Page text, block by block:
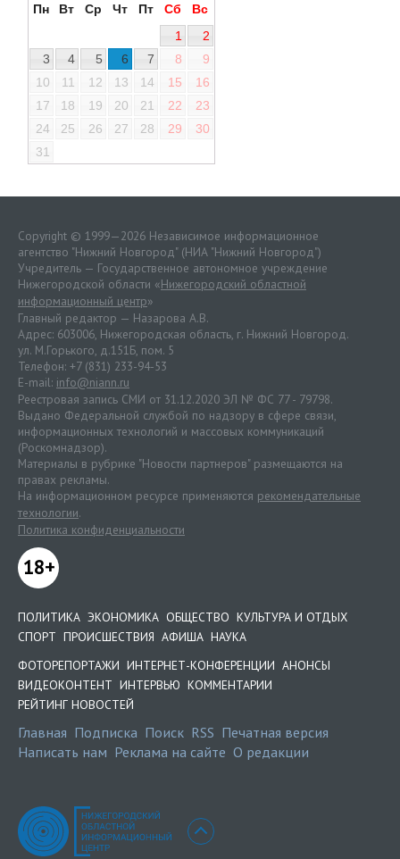
Пн Вт Ср Чт Пт Сб
Вс
1
2
3
4 5 6 7 8
9
10
11 12 13 14 15
16
17
18 19 20 21 22
23
24
25 26 27 28 29
30
31
Copyright © 1999—2026 Независимое информационное
агентство "Нижний Новгород" (НИА "Нижний Новгород")
Учредитель — Государственное автономное учреждение
Нижегородской области «Нижегородский областной
информационный центр»
Главный редактор — Назарова А.В.
Адрес: 603006, Нижегородская область, г. Нижний Новгород.
ул. М.Горького, д.151Б, пом. 5
Телефон: +7 (831) 233-94-53
E-mail: info@niann.ru
Реестровая запись СМИ от 31.12.2020 ЭЛ № ФС 77 - 79798.
Выдано Федеральной службой по надзору в сфере связи,
информационных технологий и массовых коммуникаций
(Роскомнадзор).
Материалы в рубрике "Новости партнеров" размещаются на
правах рекламы.
На информационном ресурсе применяются рекомендательные
технологии.
Политика конфиденциальности
18+
ПОЛИТИКА ЭКОНОМИКА ОБЩЕСТВО КУЛЬТУРА И ОТДЫХ
СПОРТ ПРОИСШЕСТВИЯ АФИША НАУКА
ФОТОРЕПОРТАЖИ ИНТЕРНЕТ-КОНФЕРЕНЦИИ АНОНСЫ
ВИДЕОКОНТЕНТ ИНТЕРВЬЮ КОММЕНТАРИИ
РЕЙТИНГ НОВОСТЕЙ
Главная Подписка Поиск RSS Печатная версия
Написать нам Реклама на сайте О редакции